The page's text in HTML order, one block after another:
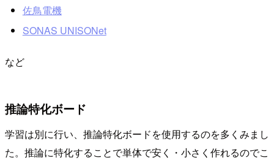
佐鳥電機
SONAS UNISONet
など
推論特化ボード
学習は別に行い、推論特化ボードを使用するのを多くみまし
た。推論に特化することで単体で安く・小さく作れるのでこ